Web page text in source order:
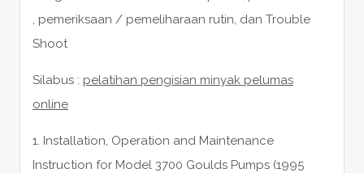
, pemeriksaan / pemeliharaan rutin, dan Trouble
Shoot
Silabus : pelatihan pengisian minyak pelumas
online
1. Installation, Operation and Maintenance
Instruction for Model 3700 Goulds Pumps (1995